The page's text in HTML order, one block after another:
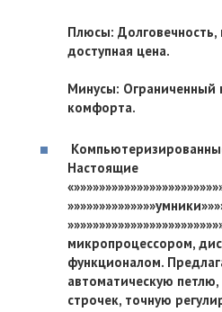
Плюсы: Долговечность,
доступная цена.
Минусы: Ограниченный
комфорта.
Настоящие
микропроцессором,
функционалом.
автоматическую
строчек, точную